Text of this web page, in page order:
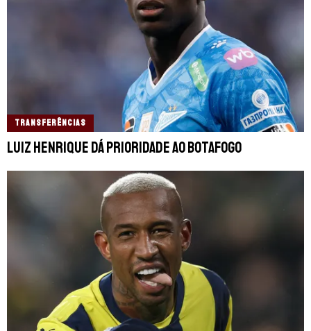
TRANSFERÊNCIAS
Luiz Henrique dá prioridade ao Botafogo